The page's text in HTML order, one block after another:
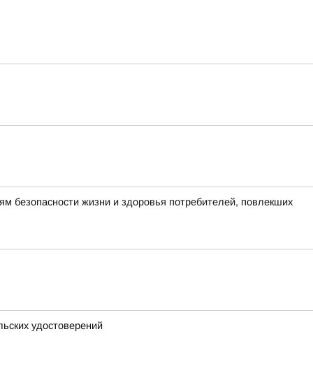
безопасности жизни и здоровья потребителей, повлекших
удостоверений